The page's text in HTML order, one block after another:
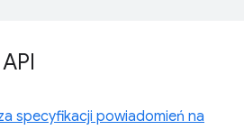
specyfikacji powiadomień na